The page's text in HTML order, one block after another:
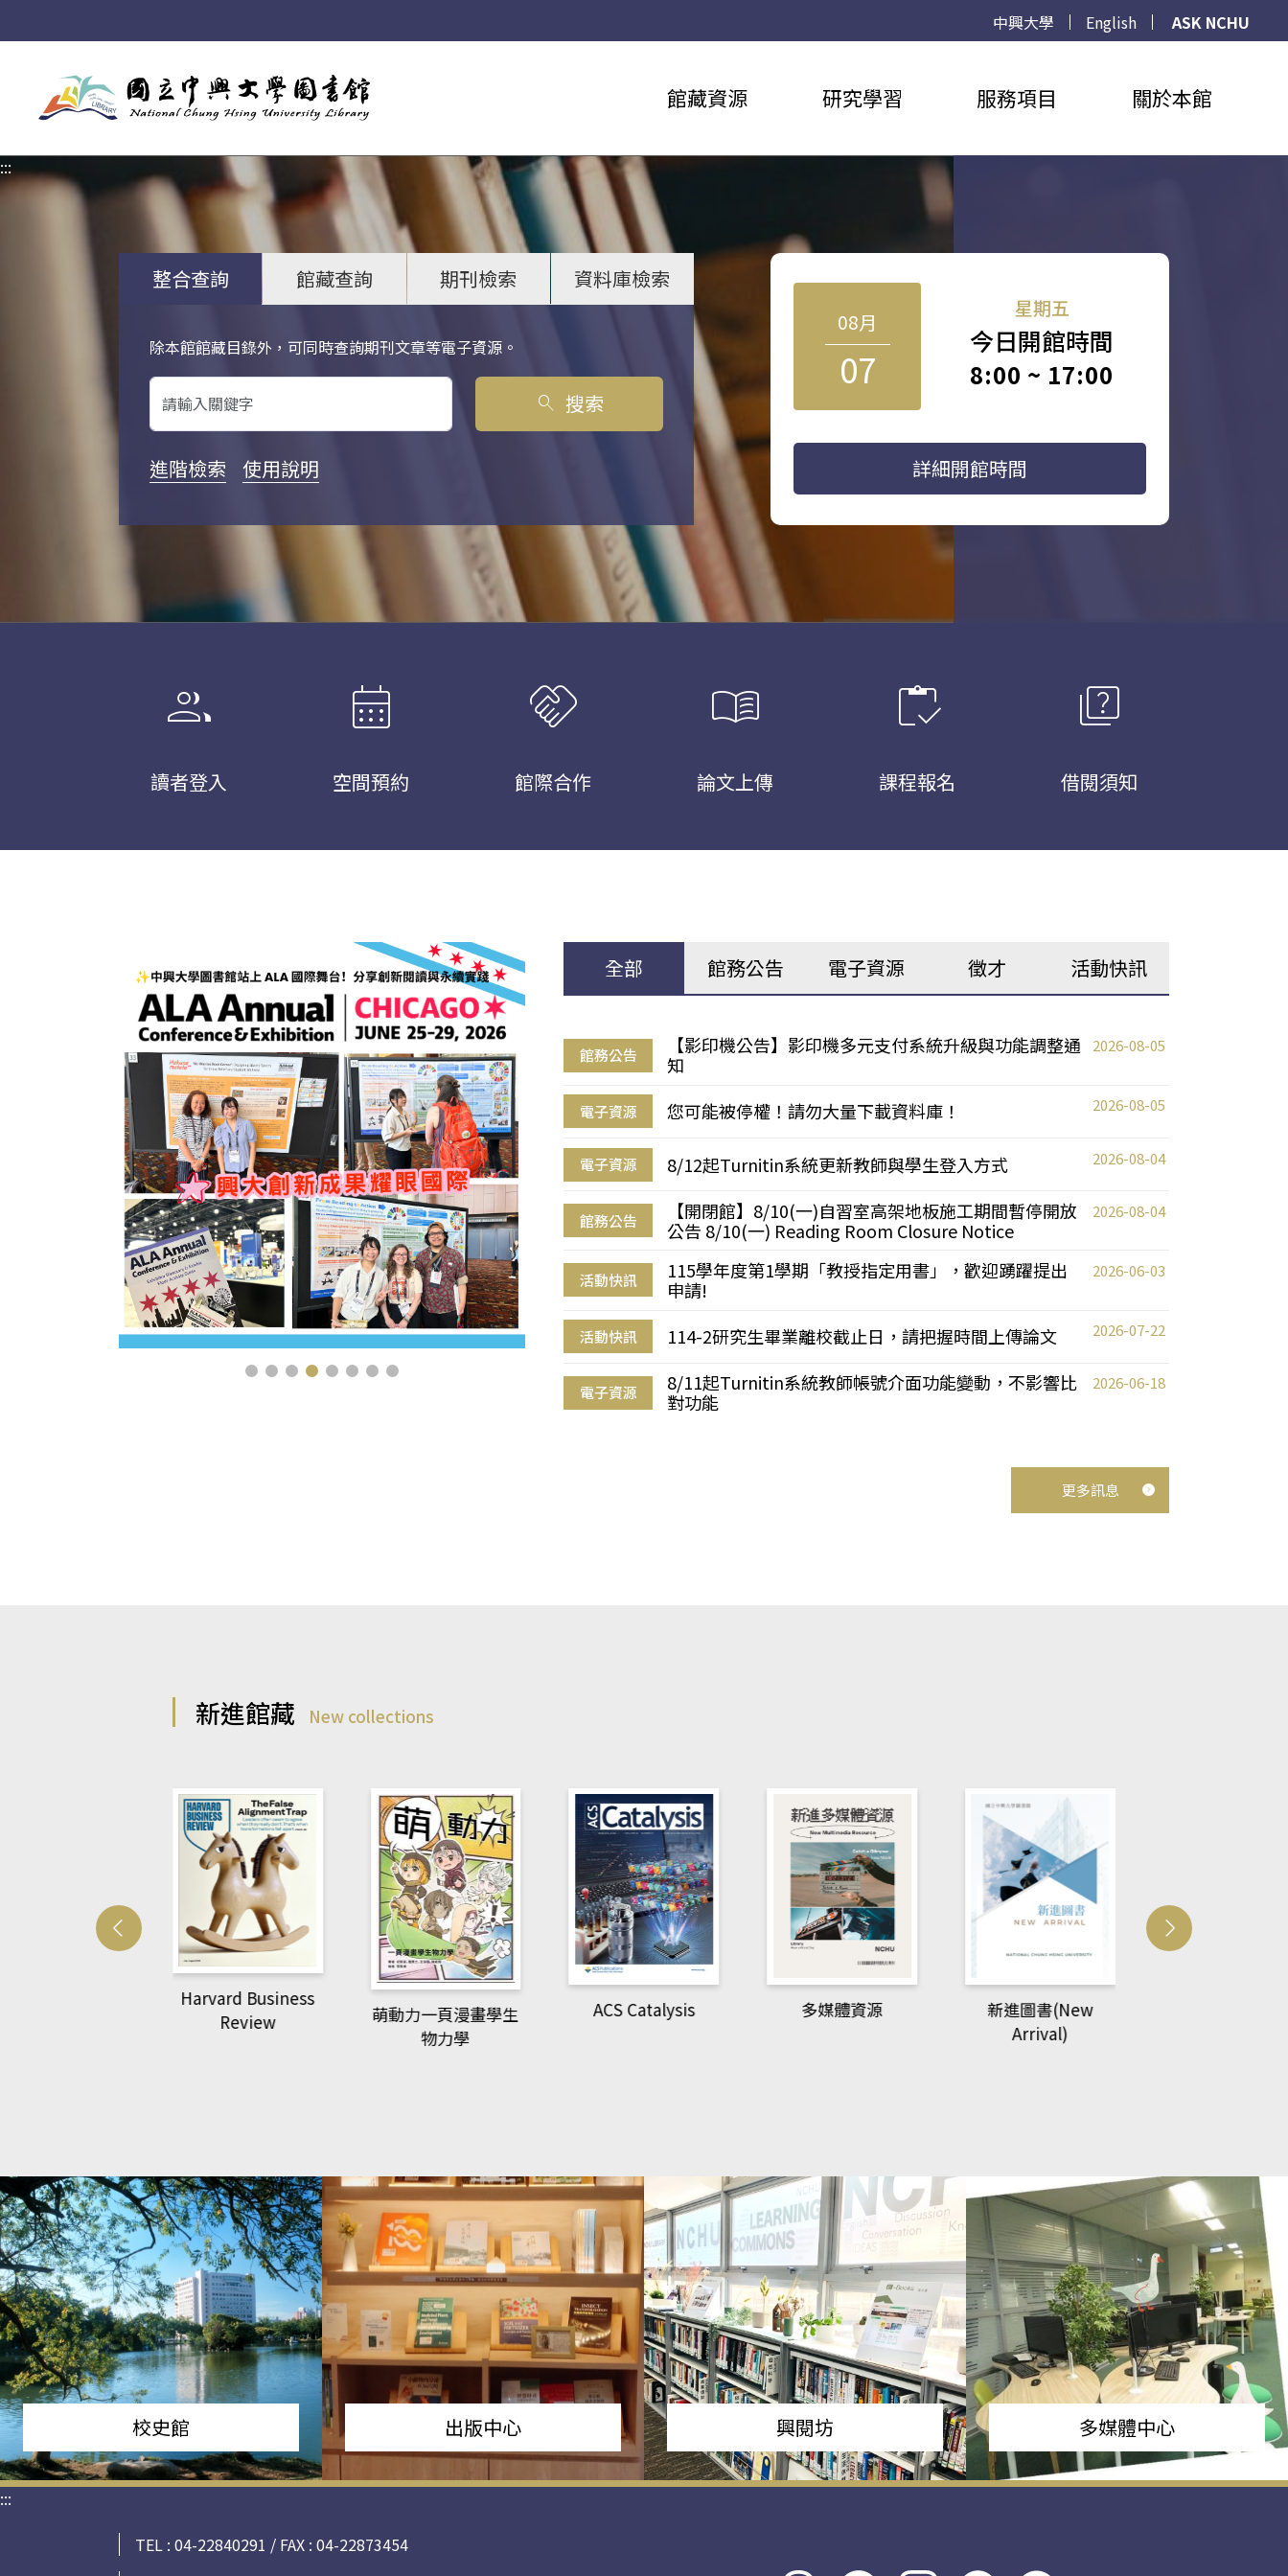
中興大學 English
ASK NCHU
館藏資源 研究學習 服務項目 關於本館
:::
整合查詢 館藏查詢 期刊檢索 資料庫檢索
除本館館藏目錄外，可同時查詢期刊文章等電子資源。
關鍵字搜尋
search 搜索
進階檢索 使用說明
08月
07
星期五
今日開館時間
8:00 ~ 17:00
詳細開館時間
group
讀者登入
calendar_month
空間預約
handshake
館際合作
menu_book
論文上傳
inventory
課程報名
quiz
借閱須知
全部 館務公告 電子資源 徵才 活動快訊
館務公告
【影印機公告】影印機多元支付系統升級與功能調整通
知
2026-08-05
電子資源 您可能被停權！請勿大量下載資料庫！ 2026-08-05
電子資源 8/12起Turnitin系統更新教師與學生登入方式 2026-08-04
館務公告
【開閉館】8/10(一)自習室高架地板施工期間暫停開放
公告 8/10(一) Reading Room Closure Notice
2026-08-04
活動快訊
115學年度第1學期「教授指定用書」，歡迎踴躍提出
申請!
2026-06-03
活動快訊 114-2研究生畢業離校截止日，請把握時間上傳論文 2026-07-22
電子資源
8/11起Turnitin系統教師帳號介面功能變動，不影響比
對功能
2026-06-18
更多訊息
新進館藏 New collections
Harvard Business
Review
萌動力一頁漫畫學生
物力學
ACS Catalysis 多媒體資源
新進圖書(New
Arrival)
校史館 出版中心 興閱坊 多媒體中心
:::
TEL : 04-22840291 / FAX : 04-22873454